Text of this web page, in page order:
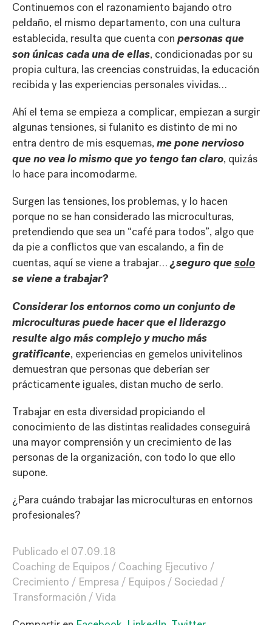
Continuemos con el razonamiento bajando otro
peldaño, el mismo departamento, con una cultura
establecida, resulta que cuenta con personas que
son únicas cada una de ellas, condicionadas por su
propia cultura, las creencias construidas, la educación
recibida y las experiencias personales vividas…
Ahí el tema se empieza a complicar, empiezan a surgir
algunas tensiones, si fulanito es distinto de mi no
entra dentro de mis esquemas,me pone nervioso
que no vea lo mismo que yo tengo tan claro, quizás
lo hace para incomodarme.
Surgen las tensiones, los problemas, y lo hacen
porque no se han considerado las microculturas,
pretendiendo que sea un “café para todos”, algo que
da pie a conflictos que van escalando, a fin de
cuentas, aquí se viene a trabajar… ¿seguro quesolo
se viene a trabajar?
Considerar los entornos como un conjunto de
microculturas puede hacer que el liderazgo
resulte algo más complejo y mucho más
gratificante, experiencias en gemelos univitelinos
demuestran que personas que deberían ser
prácticamente iguales, distan mucho de serlo.
Trabajar en esta diversidad propiciando el
conocimiento de las distintas realidades conseguirá
una mayor comprensión y un crecimiento de las
personas de la organización, con todo lo que ello
supone.
¿Para cuándo trabajar las microculturas en entornos
profesionales?
Publicado el 07.09.18
Coaching de Equipos
Coaching Ejecutivo
Crecimiento
Empresa Equipos
Sociedad
Transformación
Vida